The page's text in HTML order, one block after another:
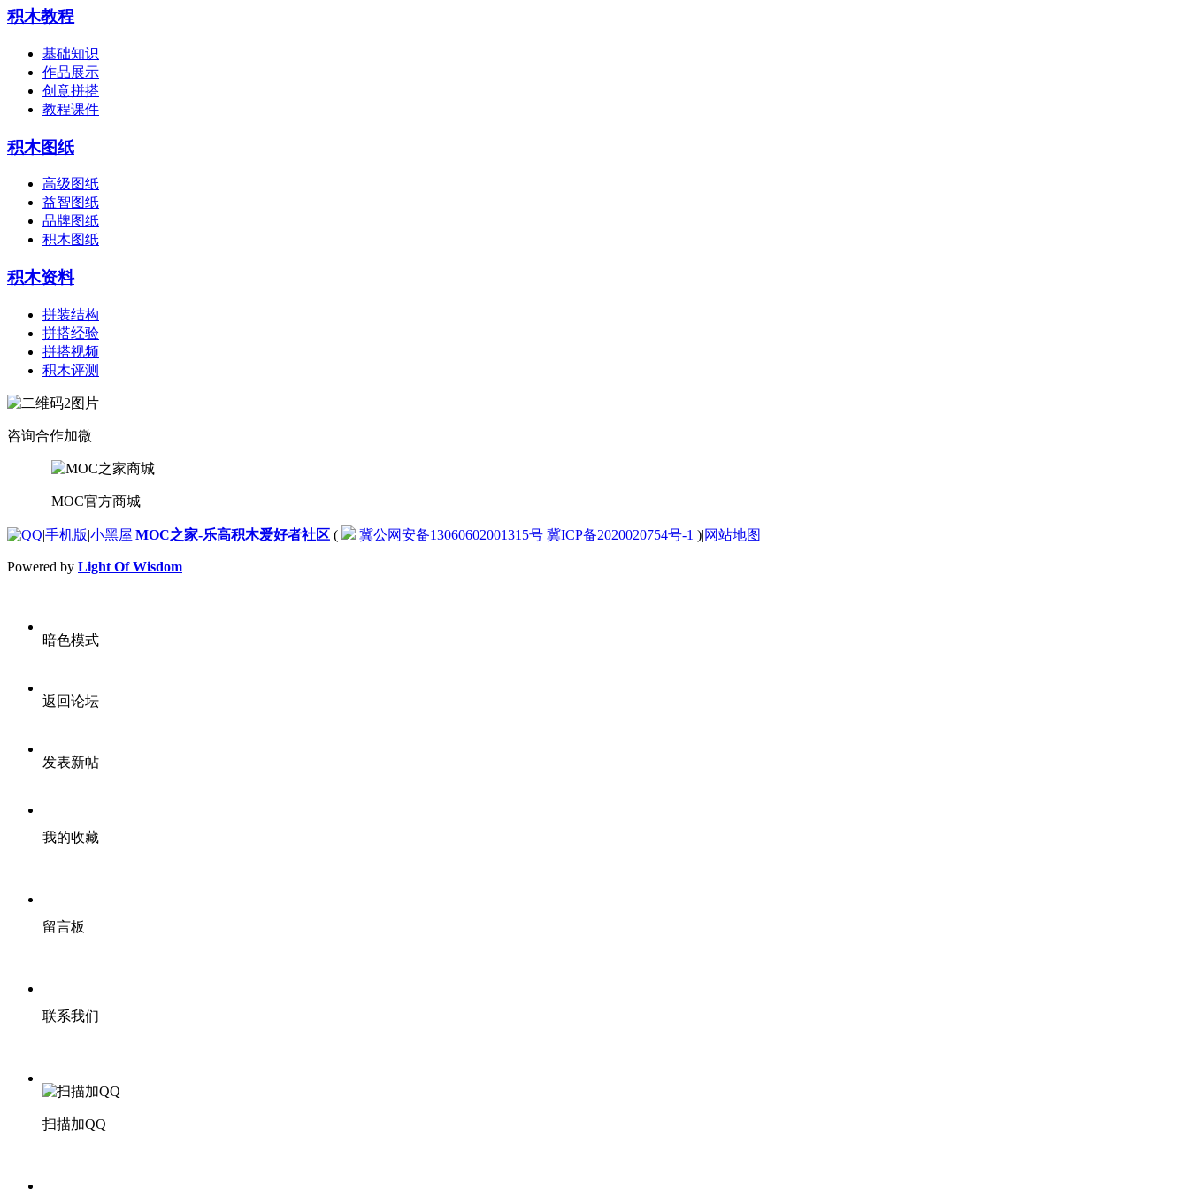
积木教程
基础知识
作品展示
创意拼搭
教程课件
积木图纸
高级图纸
益智图纸
品牌图纸
积木图纸
积木资料
拼装结构
拼搭经验
拼搭视频
积木评测
咨询合作加微
MOC官方商城
|手机版|小黑屋|MOC之家-乐高积木爱好者社区 ( 冀公网安备13060602001315号 冀ICP备2020020754号-1 )|网站地图
Powered by Light Of Wisdom
暗色模式
返回论坛
发表新帖
我的收藏
留言板
联系我们
扫描加QQ